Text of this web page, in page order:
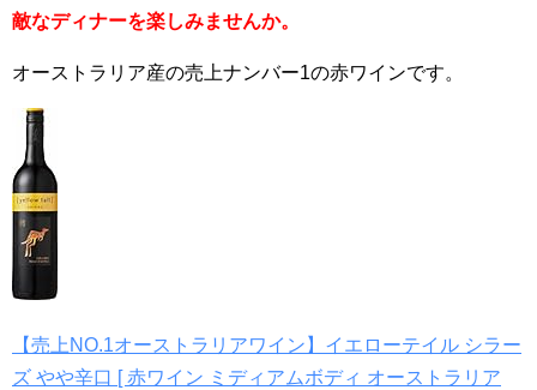
敵なディナーを楽しみませんか。
オーストラリア産の売上ナンバー1の赤ワインです。
【売上NO.1オーストラリアワイン】イエローテイル シラー
ズ やや辛口 [ 赤ワイン ミディアムボディ オーストラリア